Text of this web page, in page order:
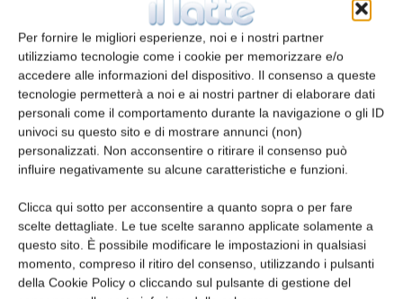
Per fornire le migliori esperienze, noi e i nostri partner
utilizziamo tecnologie come i cookie per memorizzare e/o
accedere alle informazioni del dispositivo. Il consenso a queste
tecnologie permetterà a noi e ai nostri partner di elaborare dati
personali come il comportamento durante la navigazione o gli ID
univoci su questo sito e di mostrare annunci (non)
personalizzati. Non acconsentire o ritirare il consenso può
influire negativamente su alcune caratteristiche e funzioni.
Clicca qui sotto per acconsentire a quanto sopra o per fare
scelte dettagliate. Le tue scelte saranno applicate solamente a
questo sito. È possibile modificare le impostazioni in qualsiasi
momento, compreso il ritiro del consenso, utilizzando i pulsanti
della Cookie Policy o cliccando sul pulsante di gestione del
«La passione per il formaggio si perde nella
mia infanzia, il Graukäse non è solo un
prodotto caseario da gustare ma un pezzo
della nostra storia, è insomma una parte di
noi. In tanti mi chiedono perché sono
diventato sommelier di formaggi in particolare
del Graukäse, beh posso dire solo che ho
seguito semplicemente il mio istinto e il
cuore» dichiara Martin Pircher, anima delle
Giornate del Graukäse. «Questa iniziativa è
partita dall’azienda di soggiorno della Valle
Aurina che non solo dà onore e visibilità al
prodotto caseario ma si impegna a valorizzare